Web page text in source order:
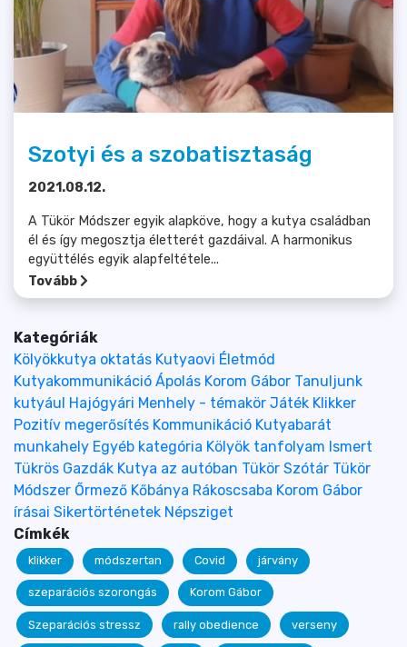
Szotyi és a szobatisztaság
2021.08.12.
A Tükör Módszer egyik alapköve, hogy a kutya családban
él és így megosztja életterét gazdáival. A harmonikus
együttélés egyik alapfeltétele...
Tovább
Kategóriák
Kölyökkutya oktatás Kutyaovi Életmód
Kutyakommunikáció Ápolás Korom Gábor Tanuljunk
kutyául Hajógyári Menhely - témakör Játék Klikker
Pozitív megerősítés Kommunikáció Kutyabarát
munkahely Egyéb kategória Kölyök tanfolyam Ismert
Tükrös Gazdák Kutya az autóban Tükör Szótár Tükör
Módszer Őrmező Kőbánya Rákoscsaba Korom Gábor
írásai Sikertörténetek Népsziget
Címkék
klikker módszertan Covid járvány
szeparációs szorongás Korom Gábor
Szeparációs stressz rally obedience verseny